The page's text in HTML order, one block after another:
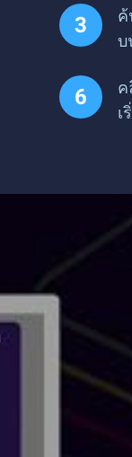
ค้
บ
ค
เ